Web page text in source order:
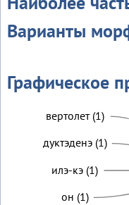
Варианты
Графическое
вертолет (1)
дуктэденэ (1)
илэ-кэ (1)
он (1)